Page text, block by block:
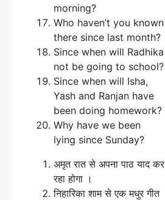
morning?
Who haven’t you known
there since last month?
Since when will Radhika
not be going to school?
Since when will Isha,
Yash and Ranjan have
been doing homework?
Why have we been
lying since Sunday?
अमृत रात से अपना पाठ याद कर
रहा होगा ।
निहारिका शाम से एक मधुर गीत